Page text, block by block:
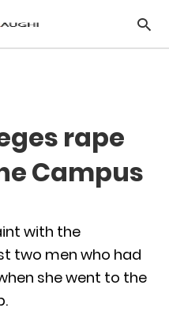
rape
Campus
with the
two men who had
she went to the